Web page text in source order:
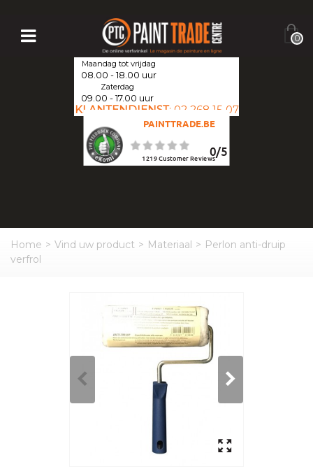
0
Maandag tot vrijdag
08.00 - 18.00 uur
Zaterdag
09.00 - 17.00 uur
KLANTENDIENST: 02 268 15 07
PAINTTRADE.BE
0/5
1219Customer Reviews
Home > Vind uw product > Materiaal > Perlon anti-druip
verfrol